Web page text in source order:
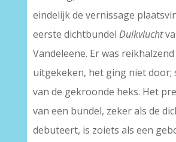
eindelijk de vernissage
eerste dichtbundel Duikvlucht
Vandeleene. Er was
uitgekeken, het ging niet door;
van de gekroonde heks. Het
van een bundel, zeker als de
debuteert, is zoiets als een